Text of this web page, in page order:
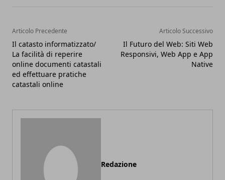
Articolo Precedente
Il catasto informatizzato/
La facilità di reperire
online documenti catastali
ed effettuare pratiche
catastali online
Articolo Successivo
Il Futuro del Web: Siti Web
Responsivi, Web App e App
Native
Redazione